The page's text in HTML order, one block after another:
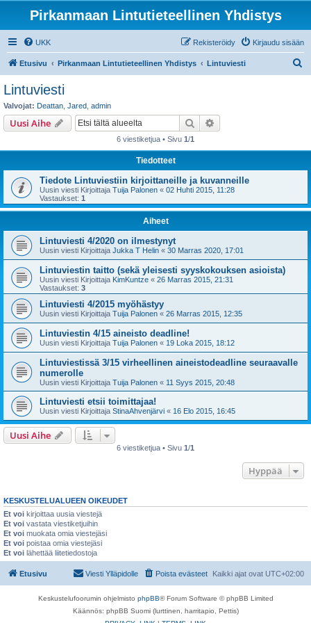
Pirkanmaan Lintutieteellinen Yhdistys
UKK Kirjaudu sisään
Rekisteröidy
Etusivu Pirkanmaan Lintutieteellinen Yhdistys Lintuviesti
Lintuviesti
Valvojat: Deattan Jared admin
Uusi Aihe Etsi
6 viestiketjua • Sivu 1/1
Tiedotteet
Tiedote Lintuviestiin kirjoittaneille ja kuvanneille
Uusin viesti Kirjoittaja Tuija Palonen « 02 Huhti 2015, 11:28
Vastaukset: 1
Aiheet
Lintuviesti 4/2020 on ilmestynyt
Uusin viesti Kirjoittaja Jukka T Helin « 30 Marras 2020, 17:01
Lintuviestin taitto (sekä yleisesti syyskokouksen asioista)
Uusin viesti Kirjoittaja KimKuntze « 26 Marras 2015, 21:31
Vastaukset: 3
Lintuviesti 4/2015 myöhästyy
Uusin viesti Kirjoittaja Tuija Palonen « 26 Marras 2015, 12:35
Lintuviestin 4/15 aineisto deadline!
Uusin viesti Kirjoittaja Tuija Palonen « 19 Loka 2015, 18:12
Lintuviestissä 3/15 virheellinen aineistodeadline seuraavalle
numerolle
Uusin viesti Kirjoittaja Tuija Palonen « 11 Syys 2015, 20:48
Lintuviesti etsii toimittajaa!
Uusin viesti Kirjoittaja StinaAhvenjärvi « 16 Elo 2015, 16:45
Uusi Aihe
6 viestiketjua • Sivu 1/1
Hyppää
KESKUSTELUALUEEN OIKEUDET
Et voi kirjoittaa uusia viestejä
Et voi vastata viestiketjuihin
Et voi muokata omia viestejäsi
Et voi poistaa omia viestejäsi
Et voi lähettää liitetiedostoja
Etusivu Kaikki ajat ovat UTC+02:00
Poista evästeet
Viesti Ylläpidolle
Keskustelufoorumin ohjelmisto phpBB® Forum Software © phpBB Limited
Käännös: phpBB Suomi (lurttinen, harritapio, Pettis)